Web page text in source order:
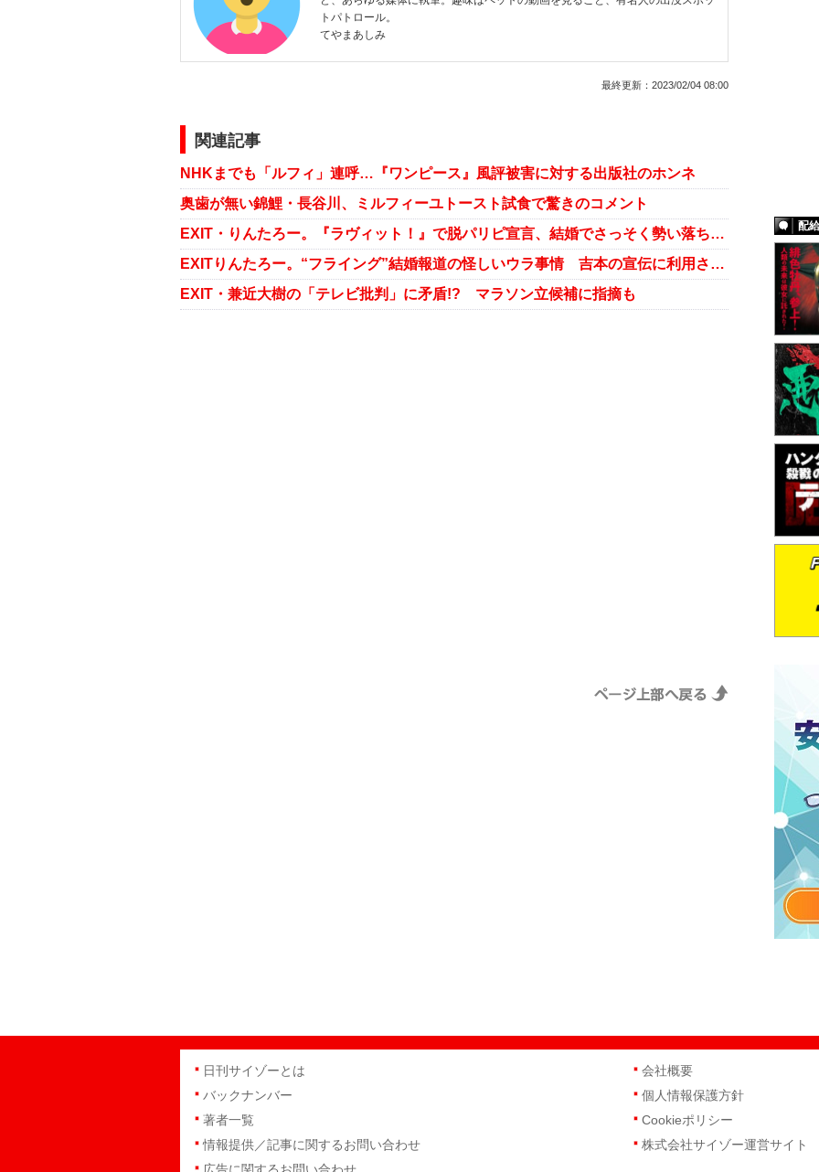
トパトロール。
てやまあしみ
最終更新： 2023/02/04 08:00
関連記事
NHKまでも「ルフィ」連呼…『ワンピース』風評被害に対する出版社のホンネ
奥歯が無い錦鯉・長谷川、ミルフィーユトースト試食で驚きのコメント
EXIT・りんたろー。『ラヴィット！』で脱パリピ宣言、結婚でさっそく勢い落ちる？
EXITりんたろー。“フライング”結婚報道の怪しいウラ事情 吉本の宣伝に利用されていた!?
EXIT・兼近大樹の「テレビ批判」に矛盾!? マラソン立候補に指摘も
配
日刊サイゾーとは
バックナンバー
著者一覧
情報提供／記事に関するお問い合わせ
会社概要
個人情報保護方針
Cookieポリシー
株式会社サイゾー運営サイト